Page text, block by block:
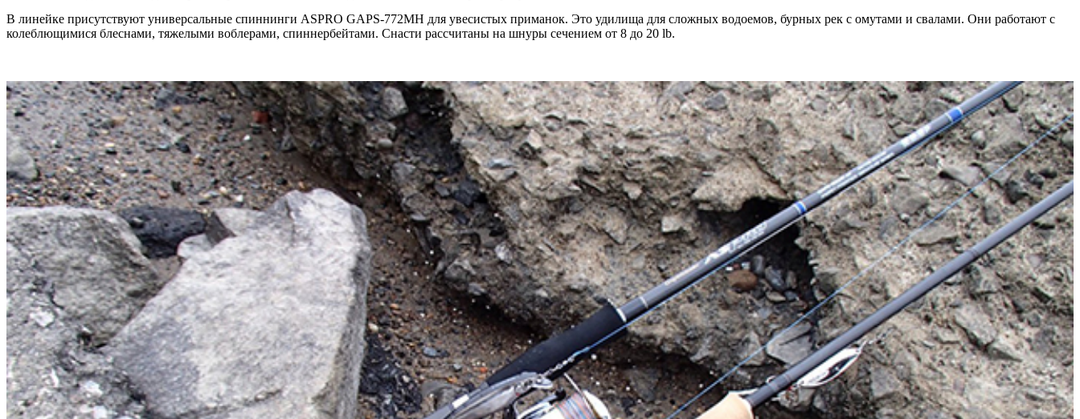
В линейке присутствуют универсальные спиннинги ASPRO GAPS-772MH для увесистых приманок. Это удилища для сложных водоемов, бурных рек с омутами и свалами. Они работают с
колеблющимися блеснами, тяжелыми воблерами, спиннербейтами. Снасти рассчитаны на шнуры сечением от 8 до 20 lb.